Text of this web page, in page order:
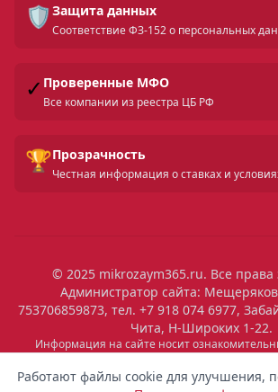
Работают файлы cookie для улучшения,
🛡️ Защита данных
Соответствие ФЗ-152 о персональных
✓ Проверенные МФО
Все компании из реестра ЦБ РФ
🏆Прозрачность
Честная информация о ставках и
© 2025 mikrozaym365.ru. Все
Администратор сайта:
753706859873, тел. +7 918 074 6977,
Чита, Н-Широких 1-22.
Информация на сайте носит
является публичной офертой. Все условия
на сайтах МФО. Помните: займ — это
необходимо исполнять. Невыполнение